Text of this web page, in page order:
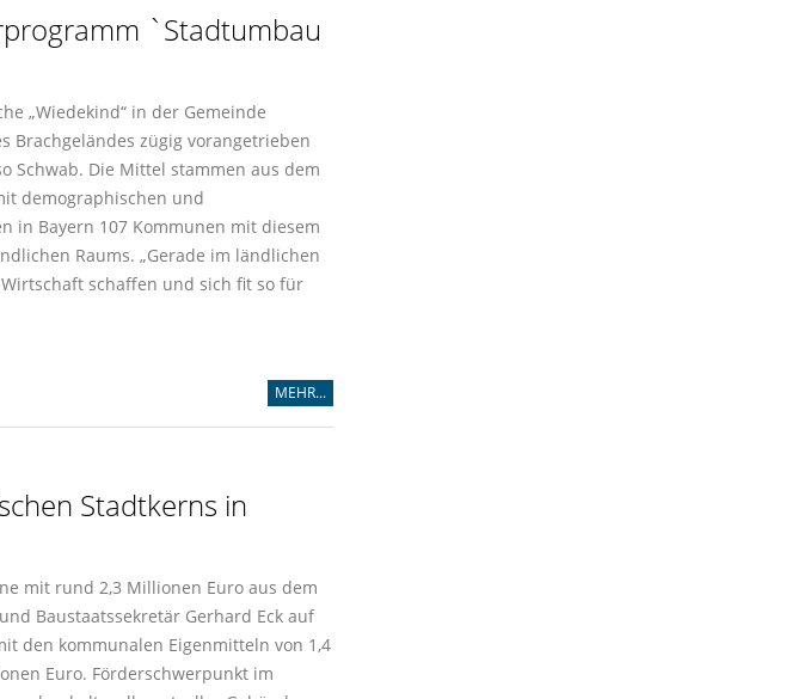
`Stadtumbau
„Wiedekind“ in der Gemeinde
Brachgeländes zügig vorangetrieben
Schwab. Die Mittel stammen aus dem
demographischen und
in Bayern 107 Kommunen mit diesem
Raums. „Gerade im ländlichen
schaffen und sich fit so für
MEHR...
Stadtkerns in
mit rund 2,3 Millionen Euro aus dem
Baustaatssekretär Gerhard Eck auf
den kommunalen Eigenmitteln von 1,4
Euro. Förderschwerpunkt im